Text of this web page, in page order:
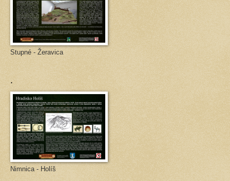
Stupné - Žeravica
.
Nimnica - Holíš